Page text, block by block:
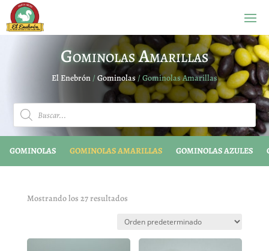
Gominolas Amarillas
El Enebrón/ Gominolas / Gominolas Amarillas
Búsqueda
de
productos
GOMINOLAS GOMINOLAS AMARILLAS GOMINOLAS AZULES
Mostrando los 27 resultados